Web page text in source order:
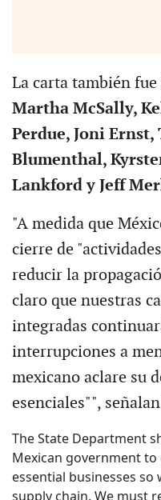
La carta también
Martha McSally,
Perdue, Joni Ernst,
Blumenthal,
Lankford y Jeff
"A medida que
cierre de
reducir la
claro que nuestras
integradas
interrupciones a
mexicano aclare su
esenciales"",
The State Department
Mexican government
essential businesses
supply chain. We must